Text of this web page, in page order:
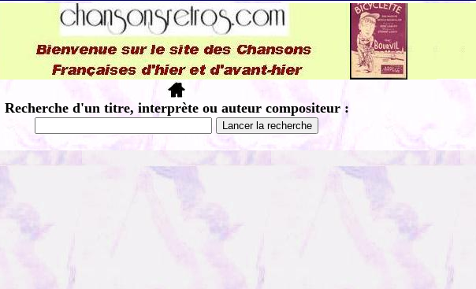
Recherche d'un titre, interprète ou auteur compositeur :